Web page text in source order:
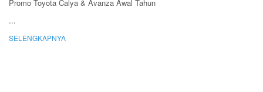
Promo Toyota Calya & Avanza Awal Tahun
...
SELENGKAPNYA